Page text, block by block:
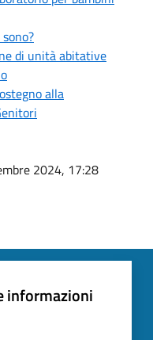
di unità abitative
alla
2024, 17:28
informazioni